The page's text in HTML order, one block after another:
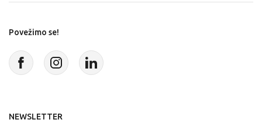
Povežimo se!
NEWSLETTER